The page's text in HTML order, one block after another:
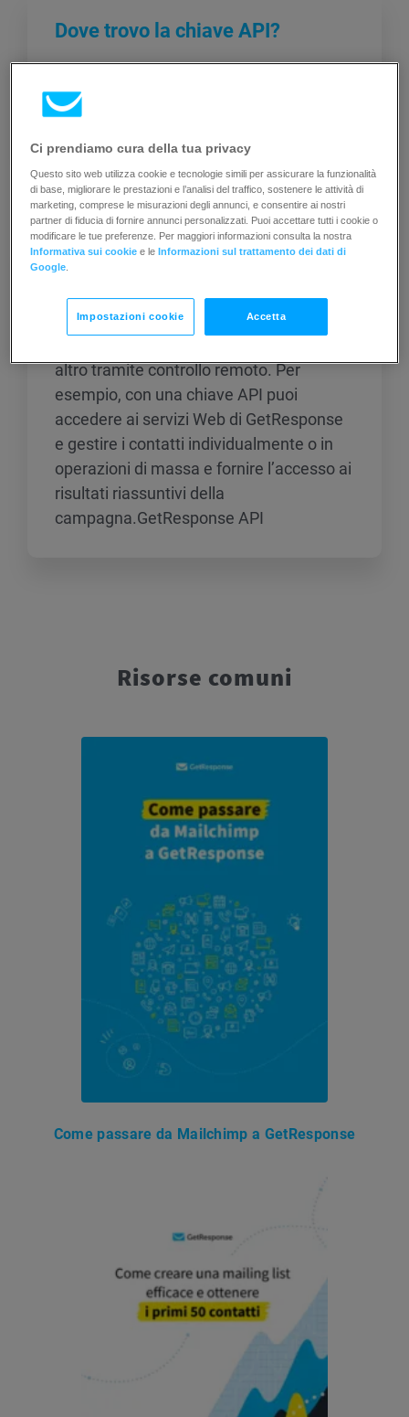
Dove trovo la chiave API?
Per ottenere la tua chiave:
API
Un’API (Application Program Interface) è
altro tramite controllo remoto. Per
esempio, con una chiave API puoi
accedere ai servizi Web di GetResponse
e gestire i contatti individualmente o in
operazioni di massa e fornire l’accesso ai
risultati riassuntivi della
campagna.GetResponse API
Risorse comuni
Come passare da Mailchimp a GetResponse
Ci prendiamo cura della tua privacy
Questo sito web utilizza cookie e tecnologie simili per assicurare la funzionalità
di base, migliorare le prestazioni e l’analisi del traffico, sostenere le attività di
marketing, comprese le misurazioni degli annunci, e consentire ai nostri
partner di fiducia di fornire annunci personalizzati. Puoi accettare tutti i cookie o
modificare le tue preferenze. Per maggiori informazioni consulta la nostra
Informativa sui cookie e leInformazioni sul trattamento dei dati di
Google
Impostazioni cookie Accetta